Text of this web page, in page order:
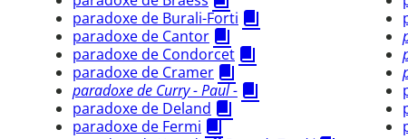
paradoxe de Burali-Forti
paradoxe de Cantor
paradoxe de Condorcet
paradoxe de Cramer
paradoxe de Curry - Paul -
paradoxe de Deland
paradoxe de Fermi